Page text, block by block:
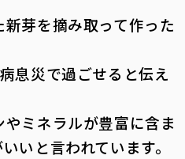
芽を摘み取って作った
息災で過ごせると伝え
ミネラルが豊富に含ま
いと言われています。